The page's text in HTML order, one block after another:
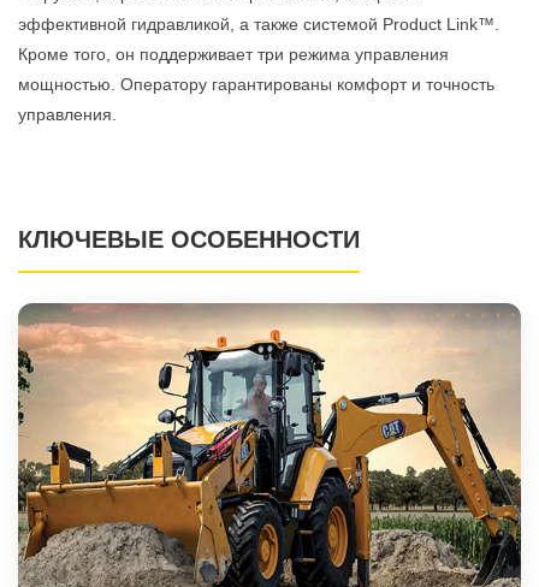
эффективной гидравликой, а также системой Product Link™.
Кроме того, он поддерживает три режима управления
мощностью. Оператору гарантированы комфорт и точность
управления.
КЛЮЧЕВЫЕ ОСОБЕННОСТИ